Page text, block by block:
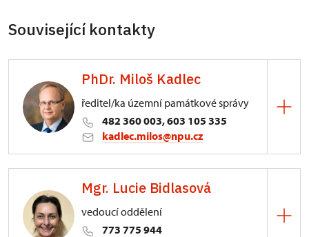
Související kontakty
PhDr. Miloš Kadlec
ředitel/ka územní památkové správy
482 360 003, 603 105 335
kadlec.milos@npu.cz
3/, Sychrov 3
Mgr. Lucie Bidlasová
vedoucí oddělení
773 775 944